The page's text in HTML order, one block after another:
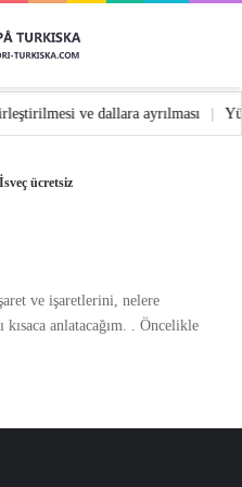
ve dallara ayrılması
ücretsiz
ve işaretlerini, nelere
kısaca anlatacağım. . Öncelikle